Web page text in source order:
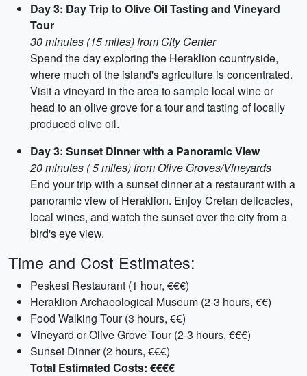
Day 3: Day Trip to Olive Oil Tasting and Vineyard
Tour
30 minutes (15 miles) from City Center
Spend the day exploring the Heraklion countryside,
where much of the island's agriculture is concentrated.
Visit a vineyard in the area to sample local wine or
head to an olive grove for a tour and tasting of locally
produced olive oil.
Day 3: Sunset Dinner with a Panoramic View
20 minutes ( 5 miles) from Olive Groves/Vineyards
End your trip with a sunset dinner at a restaurant with a
panoramic view of Heraklion. Enjoy Cretan delicacies,
local wines, and watch the sunset over the city from a
bird's eye view.
Time and Cost Estimates:
Peskesi Restaurant (1 hour, €€€)
Heraklion Archaeological Museum (2-3 hours, €€)
Food Walking Tour (3 hours, €€)
Vineyard or Olive Grove Tour (2-3 hours, €€€)
Sunset Dinner (2 hours, €€€)
Total Estimated Costs: €€€€